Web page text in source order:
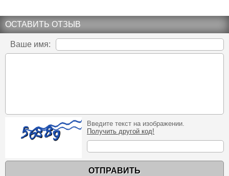
ОСТАВИТЬ ОТЗЫВ
Ваше имя:
Введите текст на изображении.
Получить другой код!
ОТПРАВИТЬ